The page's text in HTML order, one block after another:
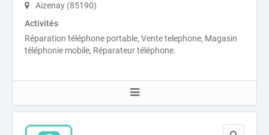
Aizenay (85190)
Activités
Réparation téléphone portable, Vente telephone, Magasin
téléphonie mobile, Réparateur téléphone.